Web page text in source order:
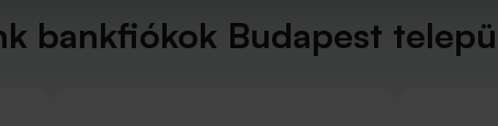
bankfiókok Budapest